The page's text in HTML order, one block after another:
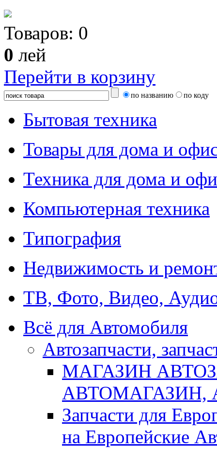
Товаров: 0
0 лей
Перейти в корзину
по названию по коду
Бытовая техника
Товары для дома и
Техника для дома и
Компьютерная техника
Типография
Недвижимость и
ТВ, Фото, Видео,
Всё для Автомобиля
Автозапчасти,
МАГАЗИН
АВТОМАГАЗИН,
Запчасти для
на Европейские